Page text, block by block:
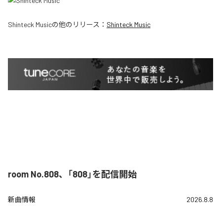
Shinteck Musicの他のリリース： Shinteck Music
room No.808、「808」を配信開始
新曲情報 2026.8.8